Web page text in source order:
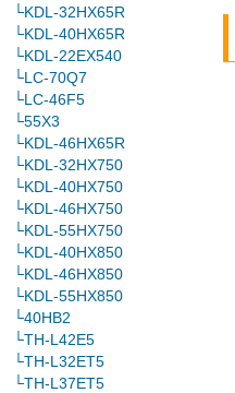
└KDL-32HX65R
└KDL-40HX65R
└KDL-22EX540
└LC-70Q7
└LC-46F5
└55X3
└KDL-46HX65R
└KDL-32HX750
└KDL-40HX750
└KDL-46HX750
└KDL-55HX750
└KDL-40HX850
└KDL-46HX850
└KDL-55HX850
└40HB2
└TH-L42E5
└TH-L32ET5
└TH-L37ET5